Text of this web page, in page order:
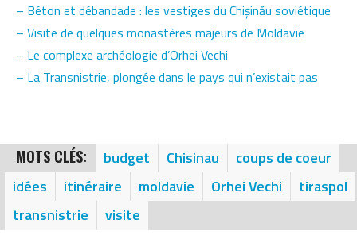
– Béton et débandade : les vestiges du Chișinău soviétique
– Visite de quelques monastères majeurs de Moldavie
– Le complexe archéologie d’Orhei Vechi
– La Transnistrie, plongée dans le pays qui n’existait pas
MOTS CLÉS: budget Chisinau
coups de coeur
idées
itinéraire moldavie Orhei Vechi
tiraspol
transnistrie
visite